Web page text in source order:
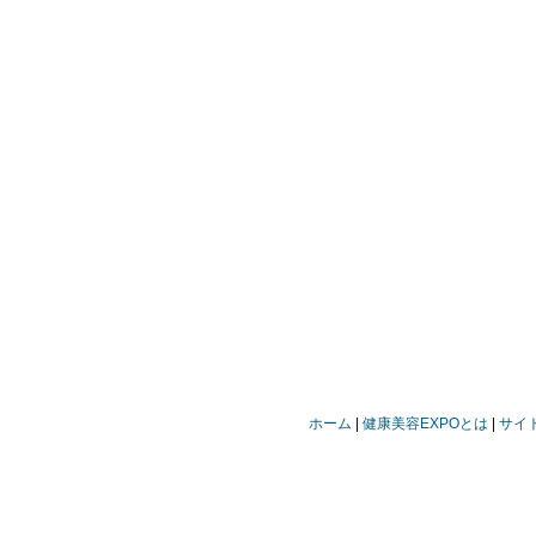
ホーム 健康美容EXPOとは サイ